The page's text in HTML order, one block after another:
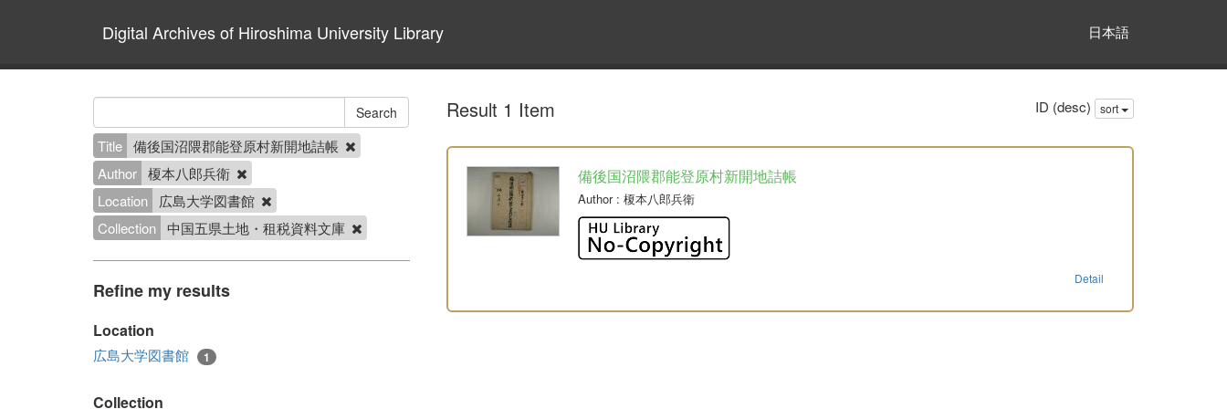
Digital Archives of Hiroshima University Library 日本語
Title 備後国沼隈郡能登原村新開地詰帳
Author 榎本八郎兵衛
Location
広島大学図書館
Collection 中国五県土地・租税資料文庫
Refine my results
Location
広島大学図書館 1
Collection
Result 1 Item ID (desc) sort
備後国沼隈郡能登原村新開地詰帳
Author: 榎本八郎兵衛
Detail